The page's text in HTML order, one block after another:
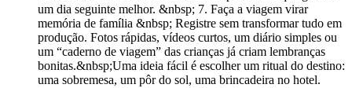
um dia seguinte melhor. &nbsp; 7. Faça a viagem virar
memória de família &nbsp; Registre sem transformar tudo em
produção. Fotos rápidas, vídeos curtos, um diário simples ou
um “caderno de viagem” das crianças já criam lembranças
bonitas.&nbsp;Uma ideia fácil é escolher um ritual do destino:
uma sobremesa, um pôr do sol, uma brincadeira no hotel.